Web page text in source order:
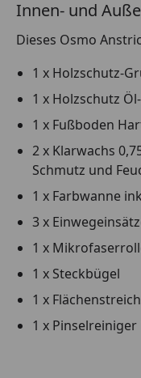
Innen- und
Dieses Osmo
1 x Holzschutz-
1 x Holzschutz
1 x Fußboden
2 x Klarwachs
Schmutz und
1 x Farbwanne
3 x
1 x
1 x Steckbügel
1 x
1 x Pinselreiniger